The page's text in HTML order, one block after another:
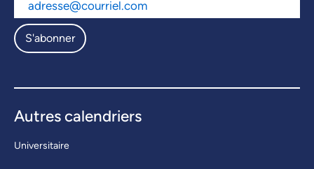
S'abonner
Autres calendriers
Universitaire